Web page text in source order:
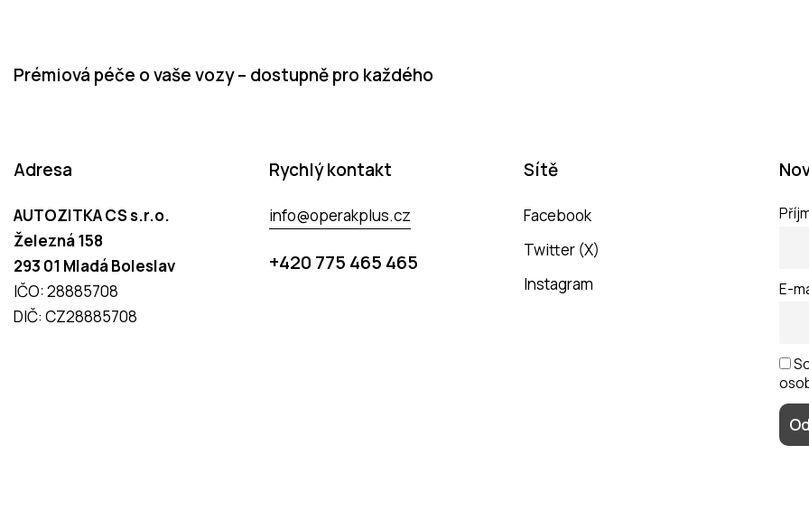
Prémiová péče o vaše vozy – dostupně pro každého
Adresa
AUTOZITKA CS s.r.o.
Železná 158
293 01 Mladá Boleslav
IČO: 28885708
DIČ: CZ28885708
Rychlý kontakt
info@operakplus.cz
+420 775 465 465
Sítě
Facebook
Twitter (X)
Instagram
E-